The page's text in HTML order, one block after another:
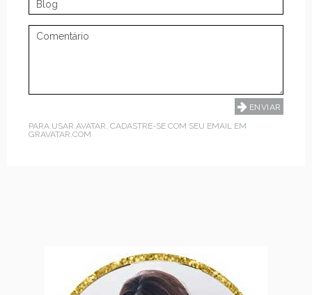
PARA USAR AVATAR, CADASTRE-SE COM SEU EMAIL EM
GRAVATAR.COM